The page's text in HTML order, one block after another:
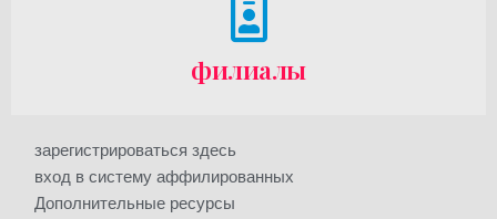
филиалы
зарегистрироваться здесь
вход в систему аффилированных
Дополнительные ресурсы